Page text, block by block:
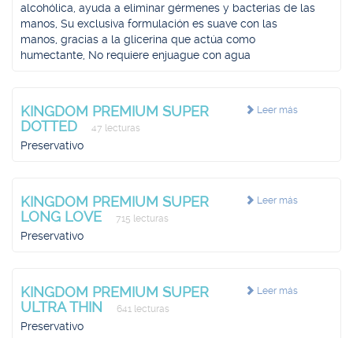
alcohólica, ayuda a eliminar gérmenes y bacterias de las
manos, Su exclusiva formulación es suave con las
manos, gracias a la glicerina que actúa como
humectante, No requiere enjuague con agua
Leer más
KINGDOM PREMIUM SUPER
DOTTED
47 lecturas
Preservativo
Leer más
KINGDOM PREMIUM SUPER
LONG LOVE
715 lecturas
Preservativo
Leer más
KINGDOM PREMIUM SUPER
ULTRA THIN
641 lecturas
Preservativo